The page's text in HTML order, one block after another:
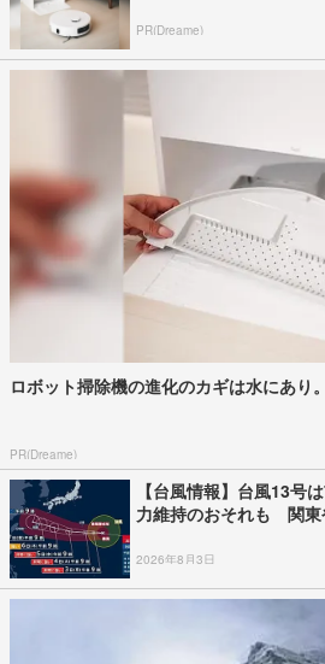
PR(Dreame)
ロボット掃除機の進化のカギは水にあり
PR(Dreame)
【台風情報】台風13
力維持のおそれも 関東
2026年8月3日